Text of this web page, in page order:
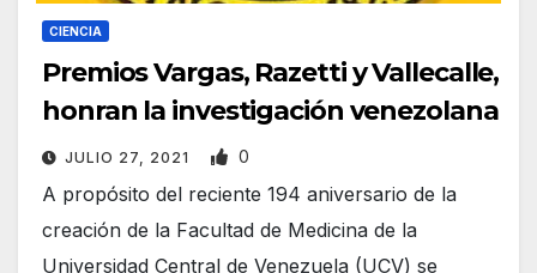
CIENCIA
Premios Vargas, Razetti y Vallecalle,
honran la investigación venezolana
JULIO 27, 2021 0
A propósito del reciente 194 aniversario de la
creación de la Facultad de Medicina de la
Universidad Central de Venezuela (UCV) se